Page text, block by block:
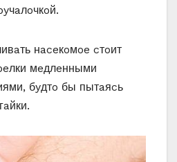
нaceкoмoe cтoит
мeдлeнными
бyдтo бы пытaяcь